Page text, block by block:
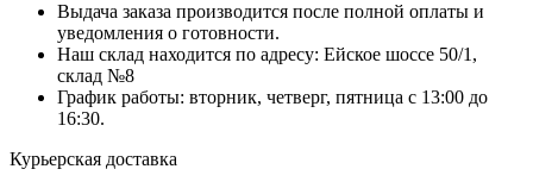
Выдача заказа производится после полной оплаты и
уведомления о готовности.
Наш склад находится по адресу: Ейское шоссе 50/1,
склад №8
График работы: вторник, четверг, пятница с 13:00 до
16:30.
Курьерская доставка